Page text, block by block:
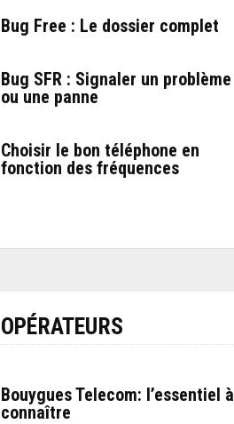
Bug Free : Le dossier complet
Bug SFR : Signaler un problème
ou une panne
Choisir le bon téléphone en
fonction des fréquences
OPÉRATEURS
Bouygues Telecom: l’essentiel à
connaître